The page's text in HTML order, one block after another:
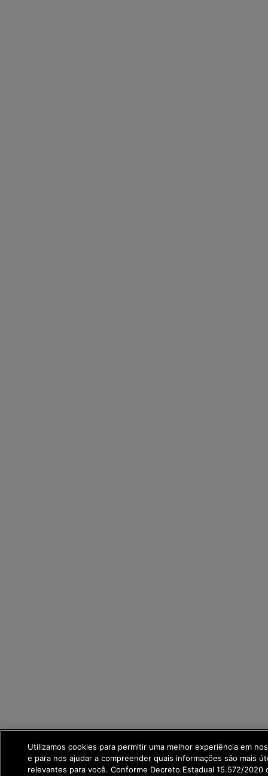
Utilizamos cookies para permitir uma melhor experiência em
e para nos ajudar a compreender quais informações são mais
relevantes para você. Conforme Decreto Estadual 15.572/2020